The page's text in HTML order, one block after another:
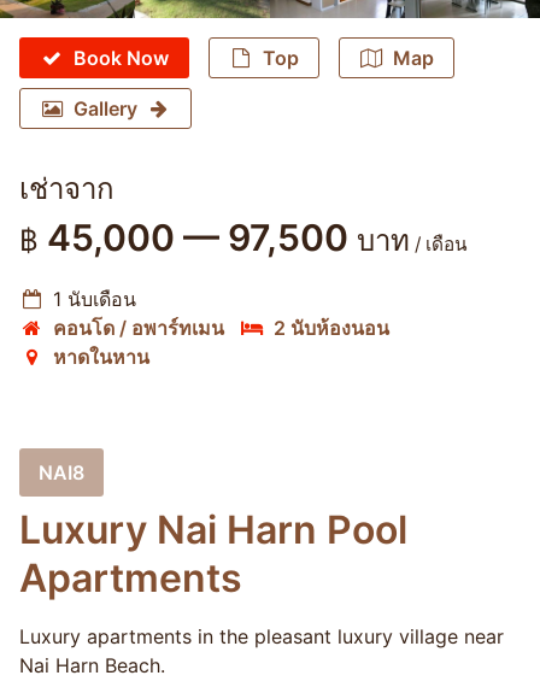
Book Now Top Map
Gallery
เช่าจาก
฿ 45,000 — 97,500 บาท / เดือน
1 นับเดือน
คอนโด / อพาร์ทเมน
2 นับห้องนอน
หาดในหาน
NAI8
Luxury Nai Harn Pool
Apartments
Luxury apartments in the pleasant luxury village near
Nai Harn Beach.